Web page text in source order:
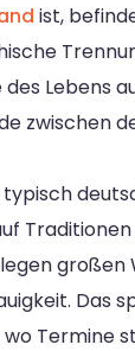
ist,
Lebens
zwischen
Traditionen
großen
Das
Termine